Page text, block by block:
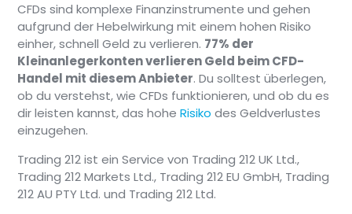
CFDs sind komplexe Finanzinstrumente und gehen
aufgrund der Hebelwirkung mit einem hohen Risiko
einher, schnell Geld zu verlieren. 77% der
Kleinanlegerkonten verlieren Geld beim CFD-
Handel mit diesem Anbieter. Du solltest überlegen,
ob du verstehst, wie CFDs funktionieren, und ob du es
dir leisten kannst, das hoheRisiko des Geldverlustes
einzugehen.
Trading 212 ist ein Service von Trading 212 UK Ltd.,
Trading 212 Markets Ltd., Trading 212 EU GmbH, Trading
212 AU PTY Ltd. und Trading 212 Ltd.